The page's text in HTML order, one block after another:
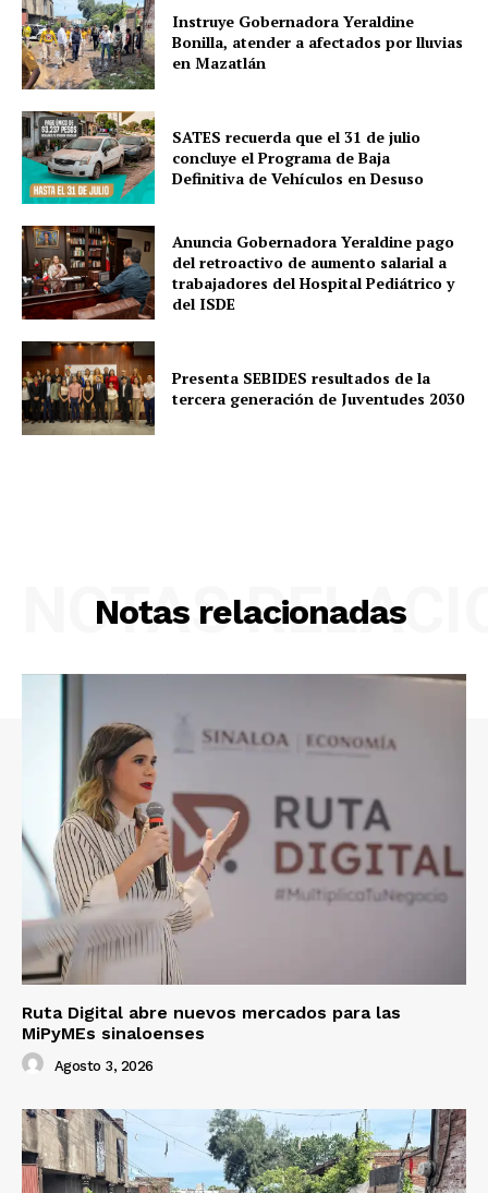
Instruye Gobernadora Yeraldine
Bonilla, atender a afectados por lluvias
en Mazatlán
SATES recuerda que el 31 de julio
concluye el Programa de Baja
Definitiva de Vehículos en Desuso
Anuncia Gobernadora Yeraldine pago
del retroactivo de aumento salarial a
trabajadores del Hospital Pediátrico y
del ISDE
Presenta SEBIDES resultados de la
tercera generación de Juventudes 2030
Notas relacionadas
NOTAS
Ruta Digital abre nuevos mercados para las
MiPyMEs sinaloenses
Agosto 3, 2026